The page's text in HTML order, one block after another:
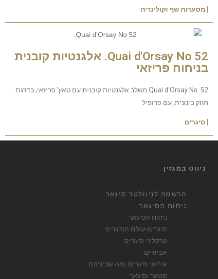
| מסעדות שף וקולינריה
52 Quai d'Orsay No. אלגנטיות קובנית
בניחוח פריזאי
Quai d'Orsay No. 52 משלב אלגנטיות קובנית עם טאץ' פריזאי, בדרגת
חוזק בינונית, עם פרופיל
| סיגרים
ניווט במגזין
הרשמה לניוזלטר סיגאר
ניחוח הסיגאר
ניחוח הסיגאר
סיגרים-עולם הסיגרים
טרקליני סיגרים
אביזרים
אירועי סיגרים ומה שביניהם
סטאר וסיגאר